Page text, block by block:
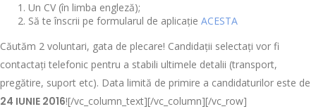
Un CV (în limba engleză);
Să te înscrii pe formularul de aplicație ACESTA
Căutăm 2 voluntari, gata de plecare! Candidații selectați vor fi
contactați telefonic pentru a stabili ultimele detalii (transport,
pregătire, suport etc). Data limită de primire a candidaturilor este de
24 IUNIE 2016![/vc_column_text][/vc_column][/vc_row]